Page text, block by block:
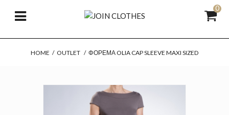
0
HOME / OUTLET / ΦΌΡΕΜΑ OLIA CAP SLEEVE MAXI SIZED